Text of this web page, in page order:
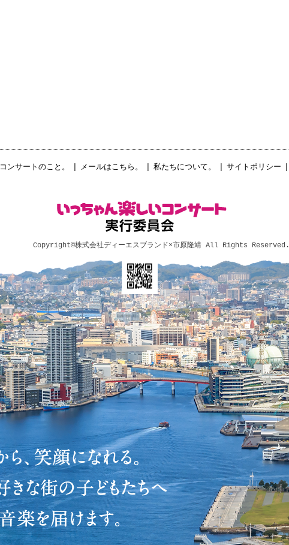
コンサートのこと。 メールはこちら。 私たちについて。 サイトポリシー
Copyright©株式会社ディーエスブランド×市原隆靖 All Rights Reserved.